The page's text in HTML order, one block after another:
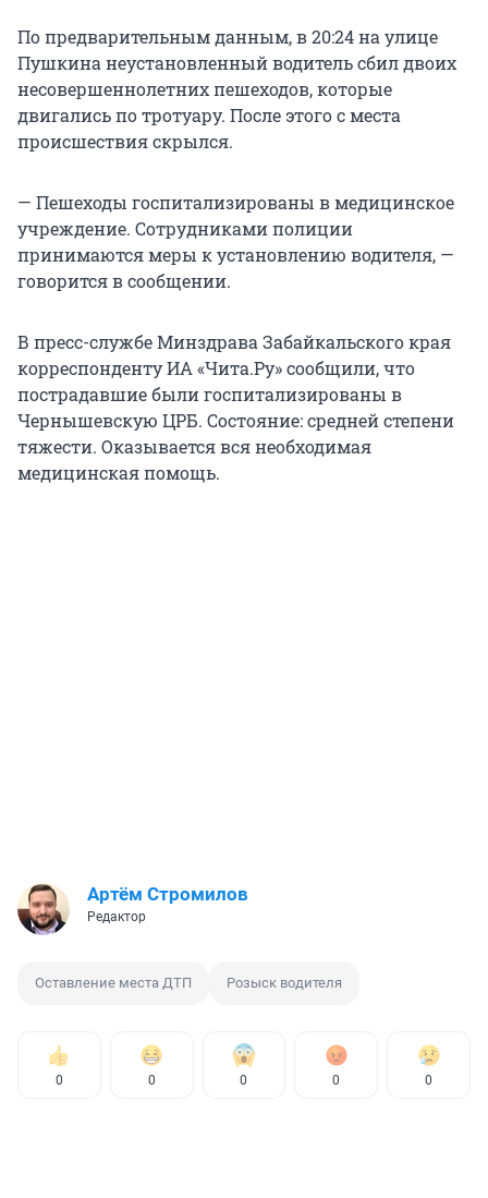
По предварительным данным, в 20:24 на улице
Пушкина неустановленный водитель сбил двоих
несовершеннолетних пешеходов, которые
двигались по тротуару. После этого с места
происшествия скрылся.
— Пешеходы госпитализированы в медицинское
учреждение. Сотрудниками полиции
принимаются меры к установлению водителя, —
говорится в сообщении.
В пресс-службе Минздрава Забайкальского края
корреспонденту ИА «Чита.Ру» сообщили, что
пострадавшие были госпитализированы в
Чернышевскую ЦРБ. Состояние: средней степени
тяжести. Оказывается вся необходимая
медицинская помощь.
Артём Стромилов
Редактор
Оставление места ДТП Розыск водителя
0 0 0 0 0